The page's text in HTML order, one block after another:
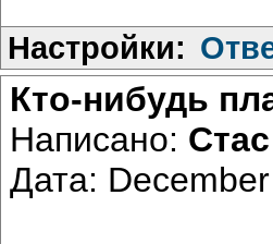
Настройки:
Кто-нибудь
Написано: Стас
Дата: